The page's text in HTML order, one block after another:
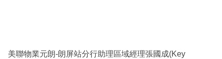
美聯物業元朗-朗屏站分行助理區域經理張國成(Key